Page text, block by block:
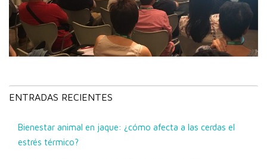
ENTRADAS RECIENTES
Bienestar animal en jaque: ¿cómo afecta a las cerdas el
estrés térmico?